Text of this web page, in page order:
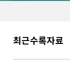
최근수록자료